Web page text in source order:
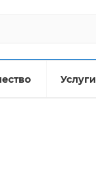
Услуги